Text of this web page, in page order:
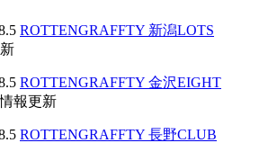
ROTTENGRAFFTY 新潟LOTS
ROTTENGRAFFTY 金沢EIGHT
報更新
ROTTENGRAFFTY 長野CLUB